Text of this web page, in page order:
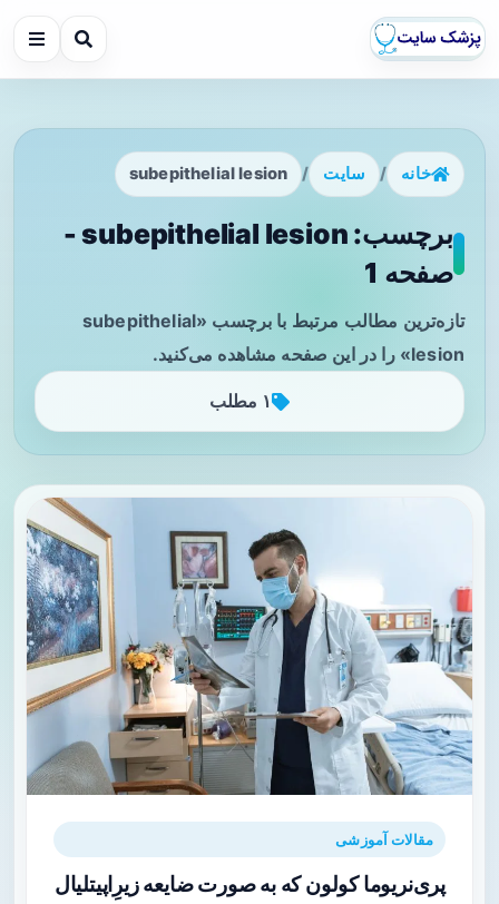
خانه / سایت /
subepithelial lesion
برچسب: subepithelial lesion -
صفحه 1
تازه‌ترین مطالب مرتبط با برچسب «subepithelial
lesion» را در این صفحه مشاهده می‌کنید.
۱ مطلب
مقالات آموزشی
پری‌نریوما کولون که به صورت ضایعه زیرِ‌اپیتلیال